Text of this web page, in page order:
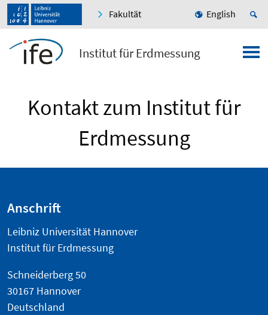
Fakultät English
Institut für Erdmessung
Kontakt zum Institut für
Erdmessung
Anschrift
Leibniz Universität Hannover
Institut für Erdmessung
Schneiderberg 50
30167 Hannover
Deutschland